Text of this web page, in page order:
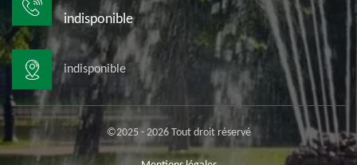
indisponible
indisponible
©2025 - 2026 Tout droit réservé